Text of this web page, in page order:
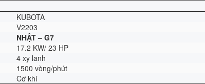
KUBOTA
V2203
NHẬT – G7
17.2 KW/ 23 HP
4 xy lanh
1500 vòng/phút
Cơ khí